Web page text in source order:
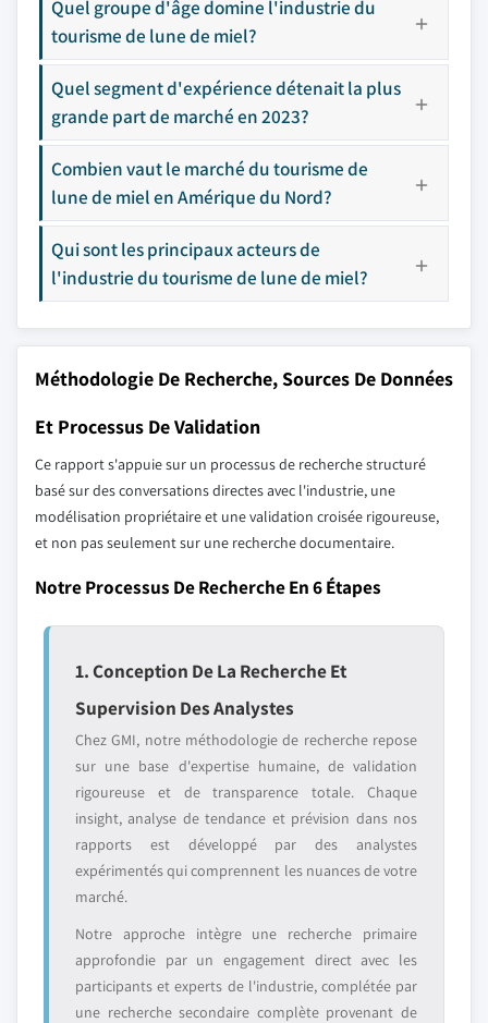
Quel groupe d'âge domine l'industrie du
tourisme de lune de miel?
Quel segment d'expérience détenait la plus
grande part de marché en 2023?
Combien vaut le marché du tourisme de
lune de miel en Amérique du Nord?
Qui sont les principaux acteurs de
l'industrie du tourisme de lune de miel?
Méthodologie De Recherche, Sources De Données
Et Processus De Validation
Ce rapport s'appuie sur un processus de recherche structuré
basé sur des conversations directes avec l'industrie, une
modélisation propriétaire et une validation croisée rigoureuse,
et non pas seulement sur une recherche documentaire.
Notre Processus De Recherche En 6 Étapes
1. Conception De La Recherche Et
Supervision Des Analystes
Chez GMI, notre méthodologie de recherche repose
sur une base d'expertise humaine, de validation
rigoureuse et de transparence totale. Chaque
insight, analyse de tendance et prévision dans nos
rapports est développé par des analystes
expérimentés qui comprennent les nuances de votre
marché.
Notre approche intègre une recherche primaire
approfondie par un engagement direct avec les
participants et experts de l'industrie, complétée par
une recherche secondaire complète provenant de